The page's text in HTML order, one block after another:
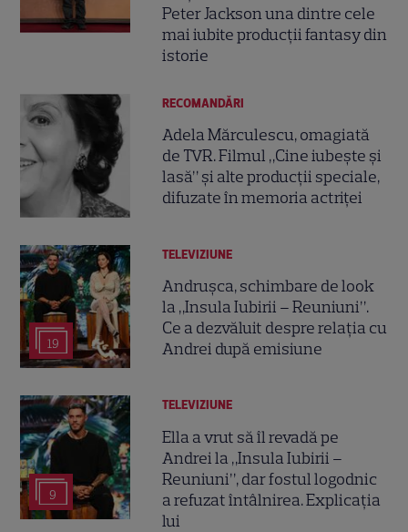
Peter Jackson una dintre cele
mai iubite producții fantasy din
istorie
RECOMANDĂRI
Adela Mărculescu, omagiată
de TVR. Filmul „Cine iubește și
lasă” și alte producții speciale,
difuzate în memoria actriței
19
TELEVIZIUNE
Andrușca, schimbare de look
la „Insula Iubirii – Reuniuni”.
Ce a dezvăluit despre relația cu
Andrei după emisiune
9
TELEVIZIUNE
Ella a vrut să îl revadă pe
Andrei la „Insula Iubirii –
Reuniuni”, dar fostul logodnic
a refuzat întâlnirea. Explicația
lui